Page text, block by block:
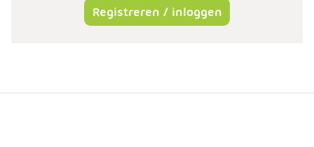
Registreren / inloggen